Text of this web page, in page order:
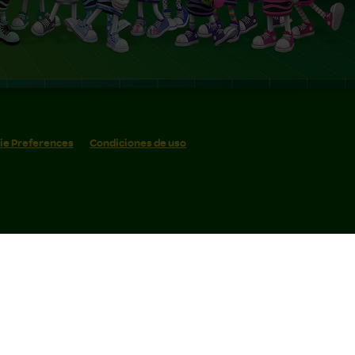
Preferences Condiciones de uso